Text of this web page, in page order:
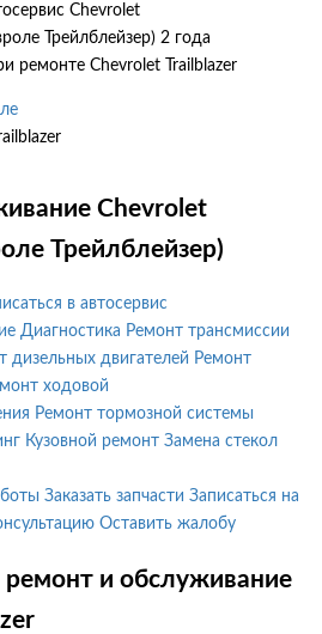
Chevrolet
Трейлблейзер) 2 года
ремонте Chevrolet Trailblazer
Chevrolet
Трейлблейзер)
в автосервис
Диагностика Ремонт трансмиссии
дизельных двигателей Ремонт
ходовой
Ремонт тормозной системы
Кузовной ремонт Замена стекол
Заказать запчасти Записаться на
Оставить жалобу
ремонт и обслуживание